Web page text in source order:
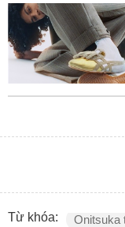
Từ khóa: Onitsuka